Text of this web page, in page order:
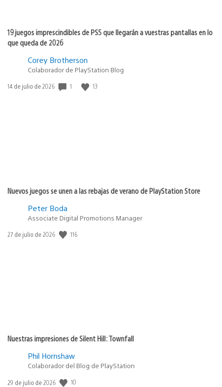
19 juegos imprescindibles de PS5 que llegarán a vuestras pantallas en lo
que queda de 2026
Corey Brotherson
Colaborador de PlayStation Blog
Fecha
14 de julio de 2026 1 13
Nuevos juegos se unen a las rebajas de verano de PlayStation Store
Peter Boda
Associate Digital Promotions Manager
Fecha
27 de julio de 2026 116
Nuestras impresiones de Silent Hill: Townfall
Phil Hornshaw
Colaborador del Blog de PlayStation
Fecha
29 de julio de 2026 10